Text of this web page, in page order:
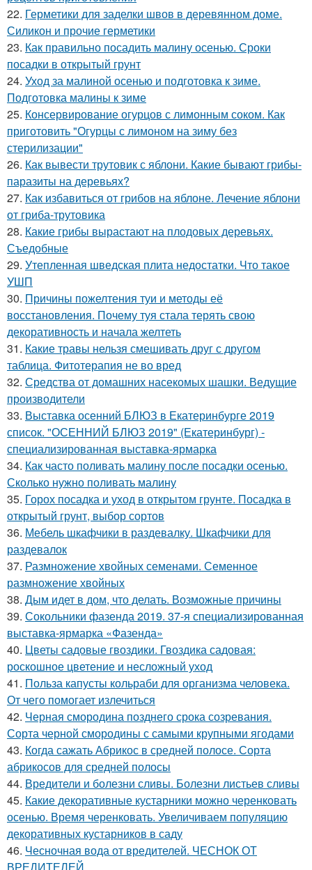
22. Герметики для заделки швов в деревянном доме.
Силикон и прочие герметики
23. Как правильно посадить малину осенью. Сроки
посадки в открытый грунт
24. Уход за малиной осенью и подготовка к зиме.
Подготовка малины к зиме
25. Консервирование огурцов с лимонным соком. Как
приготовить "Огурцы с лимоном на зиму без
стерилизации"
26. Как вывести трутовик с яблони. Какие бывают грибы-
паразиты на деревьях?
27. Как избавиться от грибов на яблоне. Лечение яблони
от гриба-трутовика
28. Какие грибы вырастают на плодовых деревьях.
Съедобные
29. Утепленная шведская плита недостатки. Что такое
УШП
30. Причины пожелтения туи и методы её
восстановления. Почему туя стала терять свою
декоративность и начала желтеть
31. Какие травы нельзя смешивать друг с другом
таблица. Фитотерапия не во вред
32. Средства от домашних насекомых шашки. Ведущие
производители
33. Выставка осенний БЛЮЗ в Екатеринбурге 2019
список. "ОСЕННИЙ БЛЮЗ 2019" (Екатеринбург) -
специализированная выставка-ярмарка
34. Как часто поливать малину после посадки осенью.
Сколько нужно поливать малину
35. Горох посадка и уход в открытом грунте. Посадка в
открытый грунт, выбор сортов
36. Мебель шкафчики в раздевалку. Шкафчики для
раздевалок
37. Размножение хвойных семенами. Семенное
размножение хвойных
38. Дым идет в дом, что делать. Возможные причины
39. Сокольники фазенда 2019. 37-я специализированная
выставка-ярмарка «Фазенда»
40. Цветы садовые гвоздики. Гвоздика садовая:
роскошное цветение и несложный уход
41. Польза капусты кольраби для организма человека.
От чего помогает излечиться
42. Черная смородина позднего срока созревания.
Сорта черной смородины с самыми крупными ягодами
43. Когда сажать Абрикос в средней полосе. Сорта
абрикосов для средней полосы
44. Вредители и болезни сливы. Болезни листьев сливы
45. Какие декоративные кустарники можно черенковать
осенью. Время черенковать. Увеличиваем популяцию
декоративных кустарников в саду
46. Чесночная вода от вредителей. ЧЕСНОК ОТ